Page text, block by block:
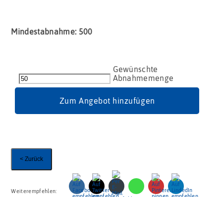
Mindestabnahme: 500
Lamm
Menge
Zum Angebot hinzufügen
< Zurück
Weiterempfehlen: